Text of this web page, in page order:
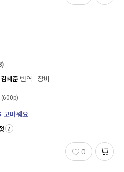
김혜준 번역 창비
(600p)
고마워요
0